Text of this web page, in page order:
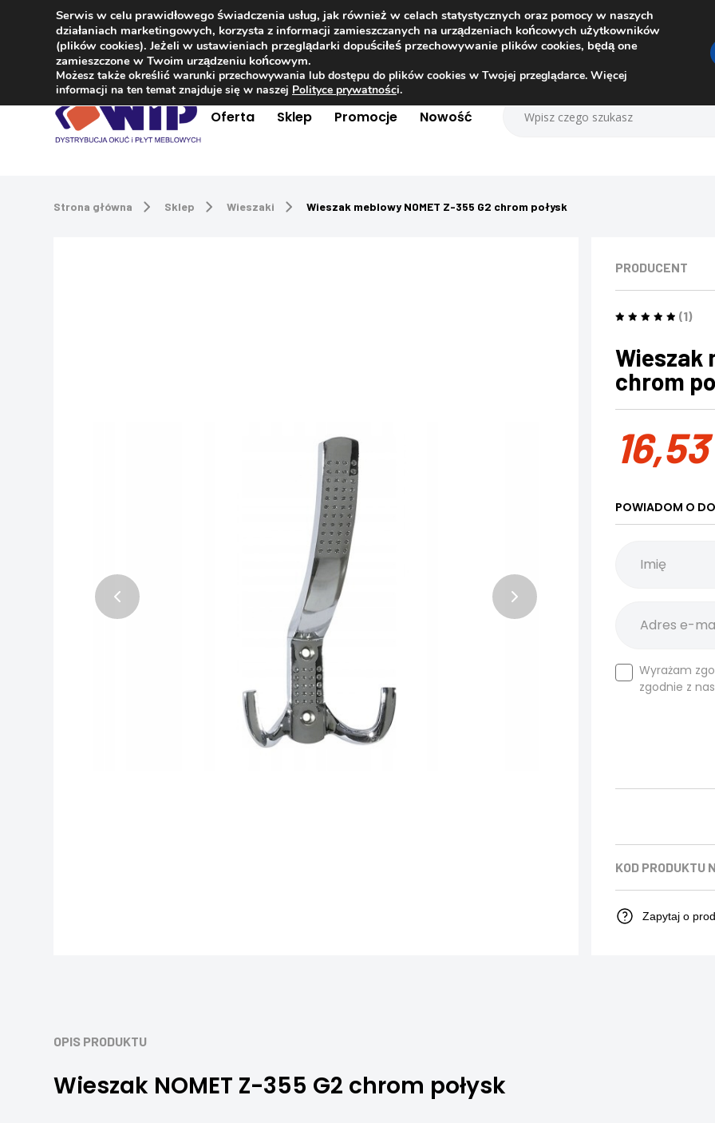
Kontakt +48 504 181 848
Oferta Sklep Promocje Nowość
Strona główna Sklep Wieszaki Wieszak meblowy NOMET Z-355 G2 chrom połysk
PRODUCENT
(1)
Wieszak
chrom
16,53
POWIADOM O
Wyrażam
zgodnie z
KOD PRODUKTU
Zapytaj o
OPIS PRODUKTU
Wieszak NOMET Z-355 G2 chrom połysk
Serwis w celu prawidłowego świadczenia usług, jak również w celach statystycznych oraz pomocy w naszych
działaniach marketingowych, korzysta z informacji zamieszczanych na urządzeniach końcowych użytkowników
(plików cookies). Jeżeli w ustawieniach przeglądarki dopuściłeś przechowywanie plików cookies, będą one
zamieszczone w Twoim urządzeniu końcowym.
Możesz także określić warunki przechowywania lub dostępu do plików cookies w Twojej przeglądarce. Więcej
informacji na ten temat znajduje się w naszej Polityce prywatności.